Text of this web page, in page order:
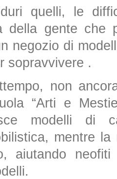
quelli, le
della gente che
negozio di
sopravvivere .
non
“Arti e
modelli di
mentre
aiutando